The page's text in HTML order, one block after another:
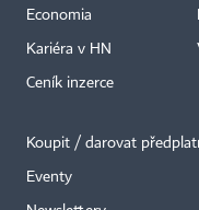
Economia
Kariéra v HN
Ceník inzerce
Koupit / darovat
Eventy